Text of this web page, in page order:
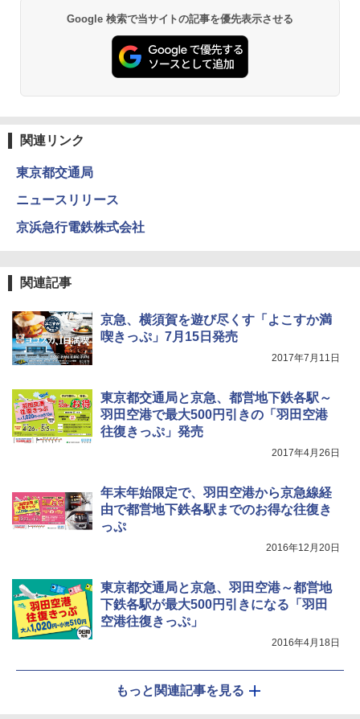
D40 地球の歩き方 チェンマイ タイ北部の魅
力的な町 2026～2027 地球の歩き方D アジア
￥2,079
ァキア 2026～2027 地球の歩き方A ヨーロッ
04 地球の歩き方 島旅 利尻 礼文 天売島 焼尻
島 5訂版
ENDLESS BASE 《めざましテレビで紹介》
テント ワンタッチ RENEW 幅200 2-3人用 43
500002(88859)
￥5,999
￥4,836
簡単設置 ポップアップテント エクルベージ
ュ(BC仕様) PATC-150B(EB)
[キャンパーズコレクション 山善] 傘みたいに
広げるだけ パッとサッとテント キューブワ
イド ブラックコーティング フルクローズ メ
ッシュ 4人用 簡単設置 ポップアップテント P
￥-
026リニューアル 急速冷凍 空間倍増 衛生的
コンパクト 保冷力長持ち
熊撃退スプレー 熊よけスプレー 熊スプレー
防災用品 長期保存可能 緊急時用 日本国内発
送
ポインターライト 強力 小型 緑色/赤色/青紫色
USB充電式 高精度 超長距離照射 長時間使用
可能 安全ロック付き 高安全性 金属製耐久 コ
ンパクト多機能設計 持ち運び便利 アウトド
ア/オフィス/教育現場/展示会用 緑
￥1,180
Google 検索で当サイトの記事を優先表示させる
関連リンク
東京都交通局
ニュースリリース
京浜急行電鉄株式会社
関連記事
京急、横須賀を遊び尽くす「よこすか満
喫きっぷ」7月15日発売
2017年7月11日
東京都交通局と京急、都営地下鉄各駅～
羽田空港で最大500円引きの「羽田空港
往復きっぷ」発売
2017年4月26日
年末年始限定で、羽田空港から京急線経
由で都営地下鉄各駅までのお得な往復き
っぷ
2016年12月20日
東京都交通局と京急、羽田空港～都営地
下鉄各駅が最大500円引きになる「羽田
空港往復きっぷ」
2016年4月18日
もっと関連記事を見る